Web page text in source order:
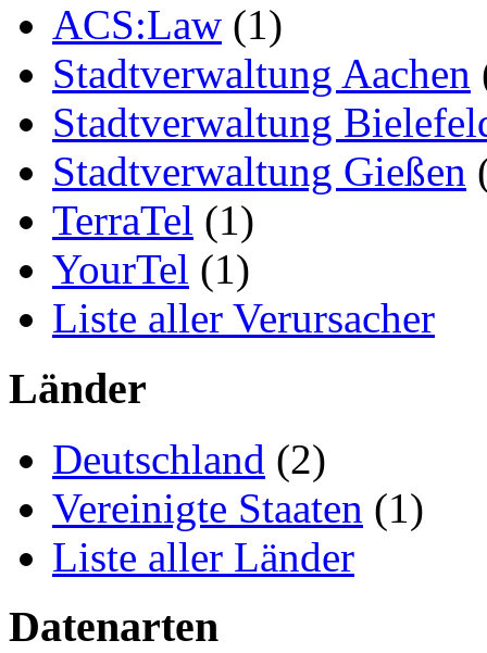
ACS:Law (1)
Stadtverwaltung Aachen
Stadtverwaltung
Stadtverwaltung Gießen
TerraTel (1)
YourTel (1)
Liste aller Verursacher
Länder
Deutschland (2)
Vereinigte Staaten (1)
Liste aller Länder
Datenarten